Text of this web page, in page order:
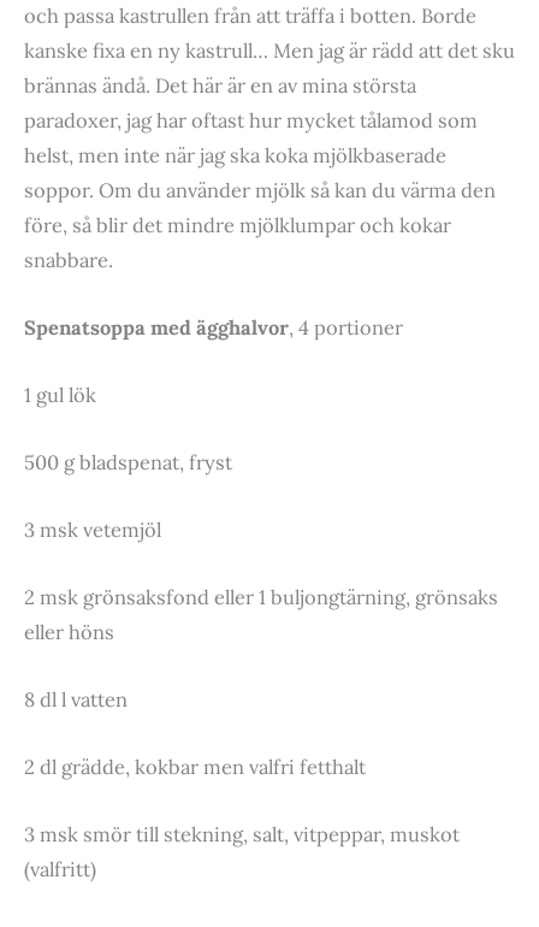
och passa kastrullen från att träffa i botten. Borde
kanske fixa en ny kastrull… Men jag är rädd att det sku
brännas ändå. Det här är en av mina största
paradoxer, jag har oftast hur mycket tålamod som
helst, men inte när jag ska koka mjölkbaserade
soppor. Om du använder mjölk så kan du värma den
före, så blir det mindre mjölklumpar och kokar
snabbare.
Spenatsoppa med ägghalvor, 4 portioner
1 gul lök
500 g bladspenat, fryst
3 msk vetemjöl
2 msk grönsaksfond eller 1 buljongtärning, grönsaks
eller höns
8 dl l vatten
2 dl grädde, kokbar men valfri fetthalt
3 msk smör till stekning, salt, vitpeppar, muskot
(valfritt)